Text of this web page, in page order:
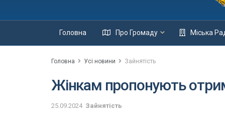
Головна Про Громаду Міська
Головна Усі новини Зайнятість
Жінкам пропонують
25.09.2024 Зайнятість